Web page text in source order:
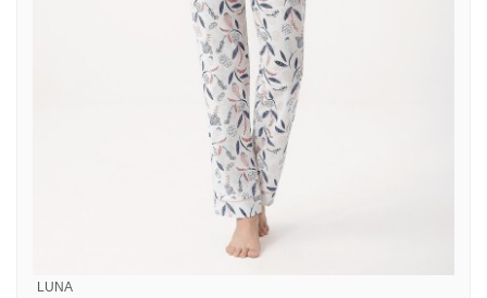
LUNA